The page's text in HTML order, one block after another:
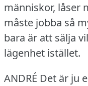
människor, låser
måste jobba så
bara är att sälja
lägenhet istället.
ANDRÉ Det är ju